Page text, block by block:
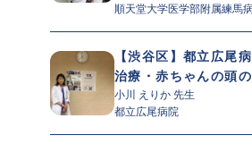
順天堂大学医学部附属練馬
【渋谷区】都立広尾
治療・赤ちゃんの頭
小川 えりか 先生
都立広尾病院